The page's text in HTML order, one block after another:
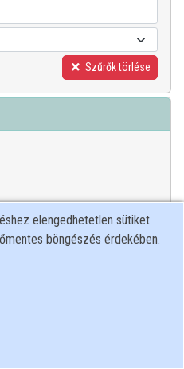
Szűrők törlése
elengedhetetlen sütiket
böngészés érdekében.